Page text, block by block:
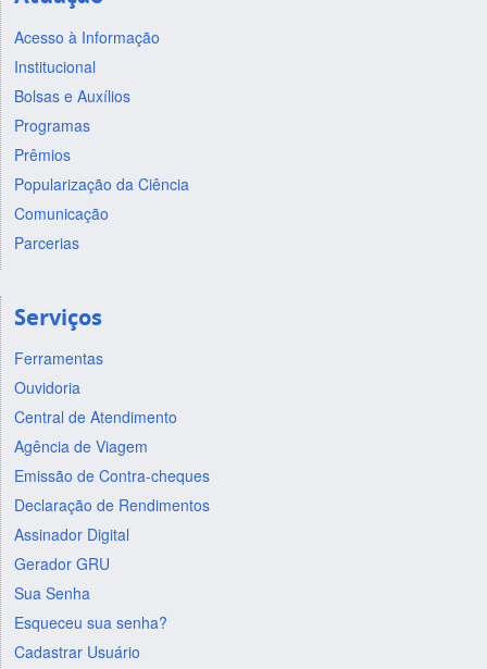
Acesso à Informação
Institucional
Bolsas e Auxílios
Programas
Prêmios
Popularização da Ciência
Comunicação
Parcerias
Serviços
Ferramentas
Ouvidoria
Central de Atendimento
Agência de Viagem
Emissão de Contra-cheques
Declaração de Rendimentos
Assinador Digital
Gerador GRU
Sua Senha
Esqueceu sua senha?
Cadastrar Usuário